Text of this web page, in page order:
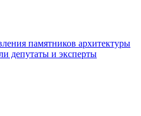
памятников архитектуры
депутаты и эксперты